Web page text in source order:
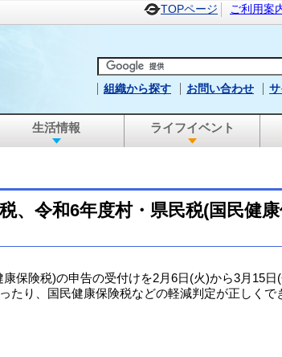
TOPページ ご利用案
組織から探す お問い合わせ
生活情報 ライフイベント
、令和6年度村・県民税(国民健
保険税)の申告の受付けを2月6日(火)から3月15日(
り、国民健康保険税などの軽減判定が正しく